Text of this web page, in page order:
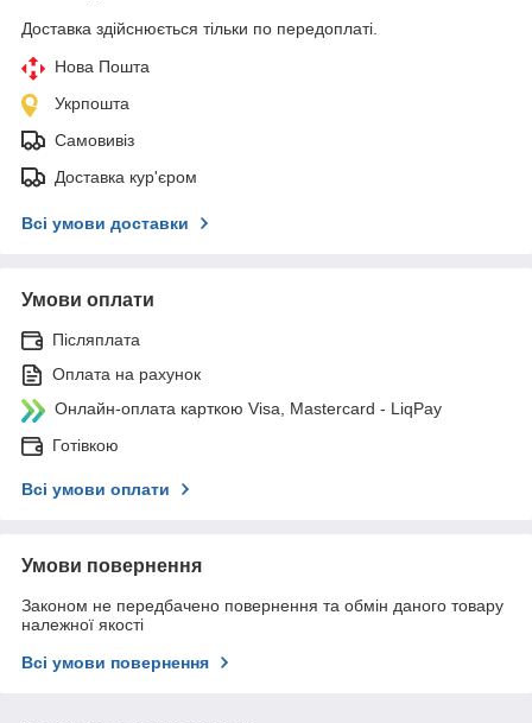
Доставка здійснюється тільки по передоплаті.
Нова Пошта
Укрпошта
Самовивіз
Доставка кур'єром
Всі умови доставки
Умови оплати
Післяплата
Оплата на рахунок
Онлайн-оплата карткою Visa, Mastercard - LiqPay
Готівкою
Всі умови оплати
Умови повернення
Законом не передбачено повернення та обмін даного товару
належної якості
Всі умови повернення